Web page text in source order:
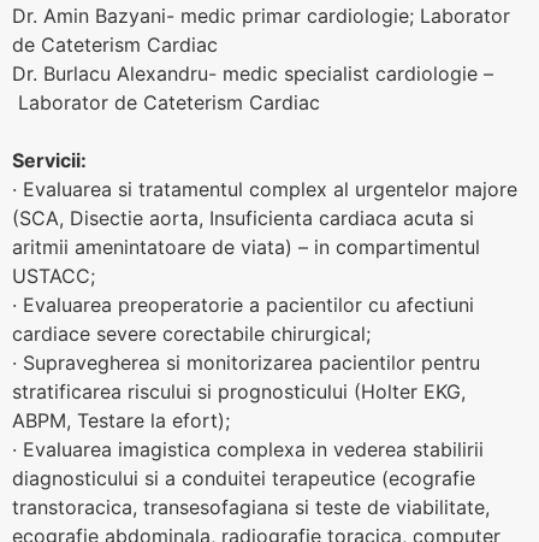
Dr. Amin Bazyani- medic primar cardiologie; Laborator
de Cateterism Cardiac
Dr. Burlacu Alexandru- medic specialist cardiologie –
Laborator de Cateterism Cardiac
Servicii:
· Evaluarea si tratamentul complex al urgentelor majore
(SCA, Disectie aorta, Insuficienta cardiaca acuta si
aritmii amenintatoare de viata) – in compartimentul
USTACC;
· Evaluarea preoperatorie a pacientilor cu afectiuni
cardiace severe corectabile chirurgical;
· Supravegherea si monitorizarea pacientilor pentru
stratificarea riscului si prognosticului (Holter EKG,
ABPM, Testare la efort);
· Evaluarea imagistica complexa in vederea stabilirii
diagnosticului si a conduitei terapeutice (ecografie
transtoracica, transesofagiana si teste de viabilitate,
ecografie abdominala, radiografie toracica, computer